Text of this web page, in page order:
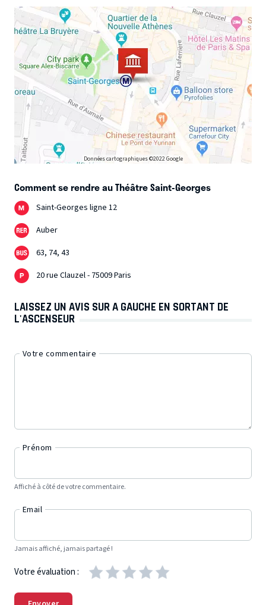
Données cartographiques ©2022 Google
Comment se rendre au Théâtre Saint-Georges
Saint-Georges ligne 12
Auber
63, 74, 43
20 rue Clauzel - 75009 Paris
LAISSEZ UN AVIS SUR A GAUCHE EN SORTANT DE
L'ASCENSEUR
Votre commentaire
Prénom
Affiché à côté de votre commentaire.
Email
Jamais affiché, jamais partagé !
Votre évaluation :